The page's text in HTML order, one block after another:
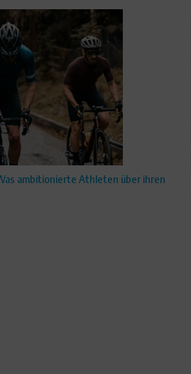
ambitionierte Athleten über ihren